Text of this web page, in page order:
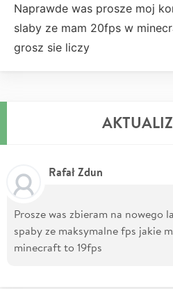
Naprawde was prosze moj
slaby ze mam 20fps w
grosz sie liczy
Rafał Zdun
Prosze was zbieram na nowego
spaby ze maksymalne fps jakie
minecraft to 19fps